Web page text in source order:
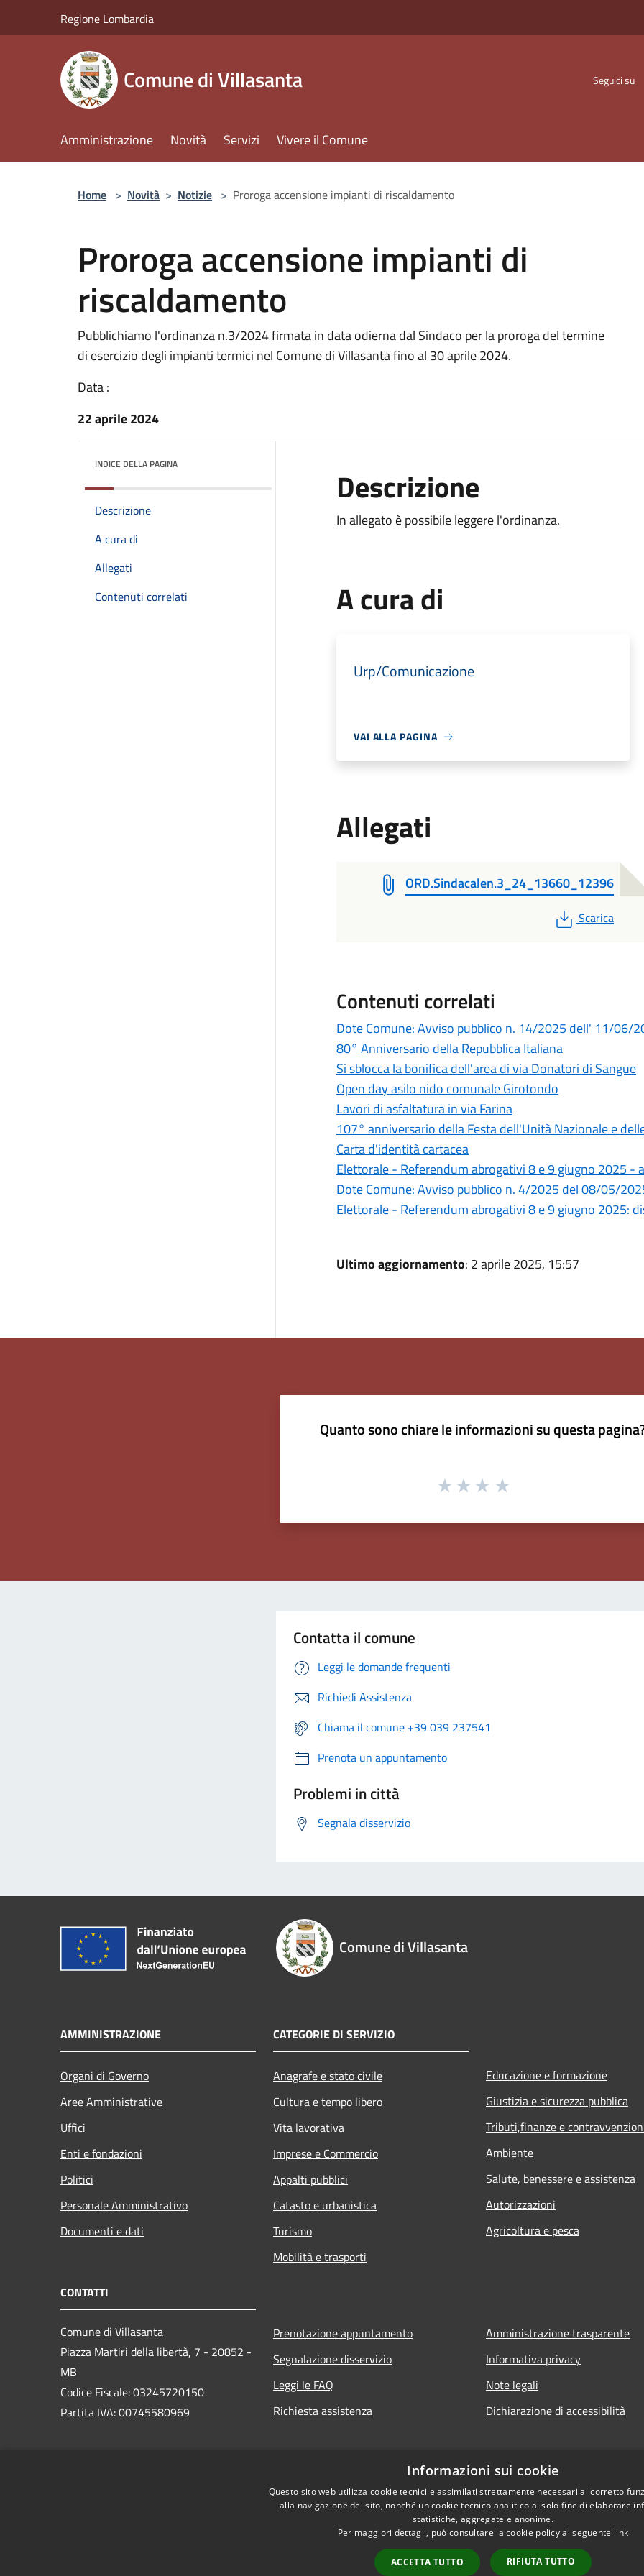
Regione Lombardia
Comune di Villasanta Seguici su
Amministrazione Novità Servizi Vivere il Comune
Home > Novità > Notizie > Proroga accensione impianti di riscaldamento
Proroga accensione impianti di
riscaldamento
Pubblichiamo l'ordinanza n.3/2024 firmata in data odierna dal Sindaco per la proroga del termine
di esercizio degli impianti termici nel Comune di Villasanta fino al 30 aprile 2024.
Data :
22 aprile 2024
INDICE DELLA PAGINA
Descrizione
A cura di
Allegati
Contenuti correlati
Descrizione
In allegato è possibile leggere l'ordinanza.
A cura di
Urp/Comunicazione
VAI ALLA PAGINA
Allegati
ORD.Sindacalen.3_24_13660_12396
PDF
Scarica
Contenuti correlati
Dote Comune: Avviso pubblico n. 14/2025 dell' 11/06/
80° Anniversario della Repubblica Italiana
Si sblocca la bonifica dell'area di via Donatori di Sangue
Open day asilo nido comunale Girotondo
Lavori di asfaltatura in via Farina
107° anniversario della Festa dell'Unità Nazionale e
Carta d'identità cartacea
Elettorale - Referendum abrogativi 8 e 9 giugno 2025 -
Dote Comune: Avviso pubblico n. 4/2025 del 08/05/
Elettorale - Referendum abrogativi 8 e 9 giugno 2025:
Ultimo aggiornamento: 2 aprile 2025, 15:57
Quanto sono chiare le informazioni su questa
Contatta il comune
Leggi le domande frequenti
Richiedi Assistenza
Chiama il comune +39 039 237541
Prenota un appuntamento
Problemi in città
Segnala disservizio
Comune di Villasanta
AMMINISTRAZIONE
Organi di Governo
Aree Amministrative
Uffici
Enti e fondazioni
Politici
Personale Amministrativo
Documenti e dati
CATEGORIE DI SERVIZIO
Anagrafe e stato civile
Cultura e tempo libero
Vita lavorativa
Imprese e Commercio
Appalti pubblici
Catasto e urbanistica
Turismo
Mobilità e trasporti
Educazione e formazione
Giustizia e sicurezza pubblica
Tributi,finanze e
Ambiente
Salute, benessere e assistenza
Autorizzazioni
Agricoltura e pesca
CONTATTI
Comune di Villasanta
Piazza Martiri della libertà, 7 - 20852 -
MB
Codice Fiscale: 03245720150
Partita IVA: 00745580969
Prenotazione appuntamento
Segnalazione disservizio
Leggi le FAQ
Richiesta assistenza
Amministrazione trasparente
Informativa privacy
Note legali
Dichiarazione di accessibilità
Informazioni sui cookie
Questo sito web utilizza cookie tecnici e assimilati strettamente necessari al corretto
alla navigazione del sito, nonché un cookie tecnico analitico al solo fine di elaborare
statistiche, aggregate e anonime.
Per maggiori dettagli, può consultare la cookie policy al seguente link
ACCETTA TUTTO RIFIUTA TUTTO